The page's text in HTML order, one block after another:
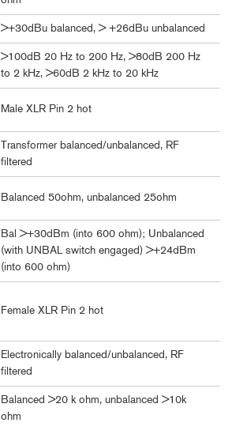
>+30dBu balanced, > +26dBu unbalanced
>100dB 20 Hz to 200 Hz, >80dB 200 Hz
to 2 kHz, >60dB 2 kHz to 20 kHz
Male XLR Pin 2 hot
Transformer balanced/unbalanced, RF
filtered
Balanced 50ohm, unbalanced 25ohm
Bal >+30dBm (into 600 ohm); Unbalanced
(with UNBAL switch engaged) >+24dBm
(into 600 ohm)
Female XLR Pin 2 hot
Electronically balanced/unbalanced, RF
filtered
Balanced >20 k ohm, unbalanced >10k
ohm